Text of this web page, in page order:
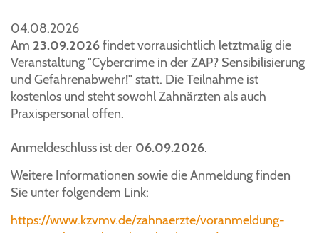
04.08.2026
Am 23.09.2026findet vorrausichtlich letztmalig die
Veranstaltung "Cybercrime in der ZAP? Sensibilisierung
und Gefahrenabwehr!" statt. Die Teilnahme ist
kostenlos und steht sowohl Zahnärzten als auch
Praxispersonal offen.
Anmeldeschluss ist der 06.09.2026.
Weitere Informationen sowie die Anmeldung finden
Sie unter folgendem Link:
https://www.kzvmv.de/zahnaerzte/voranmeldung-